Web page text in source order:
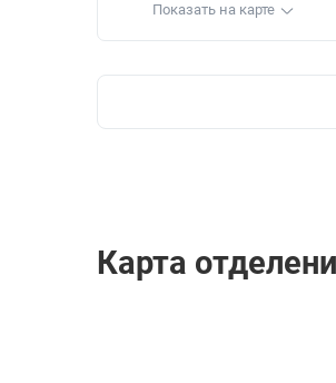
Показать на карте
Карта